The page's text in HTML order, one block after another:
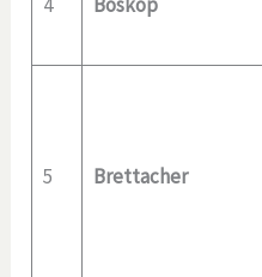
5 Brettacher